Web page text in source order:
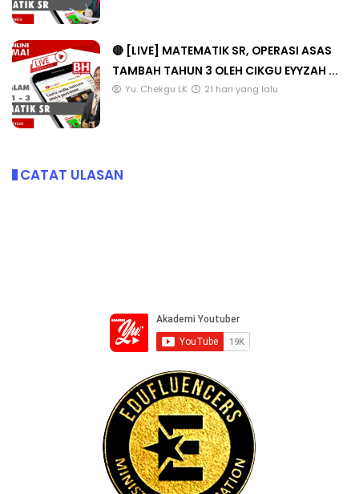
🔴 [LIVE] MATEMATIK SR, OPERASI ASAS
TAMBAH TAHUN 3 OLEH CIKGU EYYZAH ...
Yu. Chekgu LK 21 hari yang lalu
CATAT ULASAN